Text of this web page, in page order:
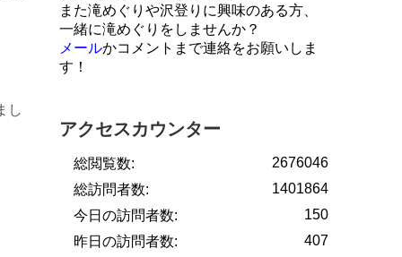
し
また滝めぐりや沢登りに興味のある方、
一緒に滝めぐりをしませんか？
メールかコメントまで連絡をお願いしま
す！
アクセスカウンター
2676046
総閲覧数:
1401864
総訪問者数:
150
今日の訪問者数:
407
昨日の訪問者数: